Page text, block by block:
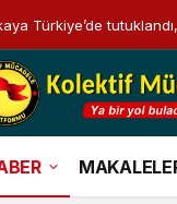
Türkiye’de